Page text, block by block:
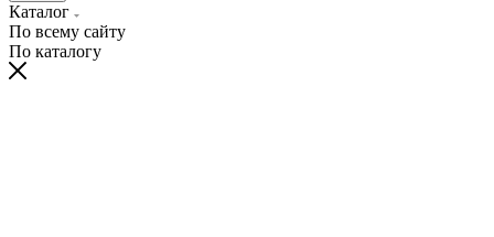
Каталог
По всему сайту
По каталогу